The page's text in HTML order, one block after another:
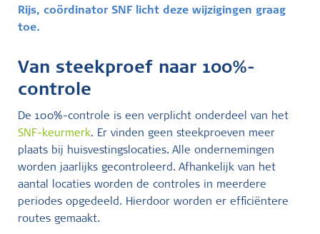
Rijs, coördinator SNF licht deze wijzigingen graag
toe.
Van steekproef naar 100%-
controle
De 100%-controle is een verplicht onderdeel van het
SNF-keurmerk. Er vinden geen steekproeven meer
plaats bij huisvestingslocaties. Alle ondernemingen
worden jaarlijks gecontroleerd. Afhankelijk van het
aantal locaties worden de controles in meerdere
periodes opgedeeld. Hierdoor worden er efficiëntere
routes gemaakt.